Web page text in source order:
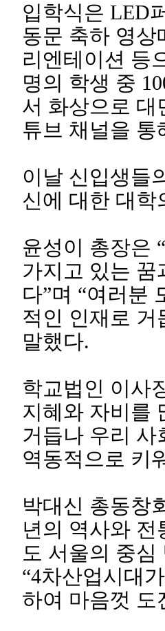
역대 이사장
결산 공시
언론에
동창회
포토뉴
영상갤
입학식은 LED
동문 축하 영상
리엔테이션 등
명의 학생 중
서 화상으로 대
튜브 채널을 통
이날 신입생들
신에 대한 대학
윤성이 총장은 “
가지고 있는
다”며 “여러분
적인 인재로
말했다.
학교법인 이사
지혜와 자비를
거듭나 우리 사
역동적으로 키
박대신 총동창
년의 역사와
도 서울의 중
“4차산업시대
하여 마음껏 도